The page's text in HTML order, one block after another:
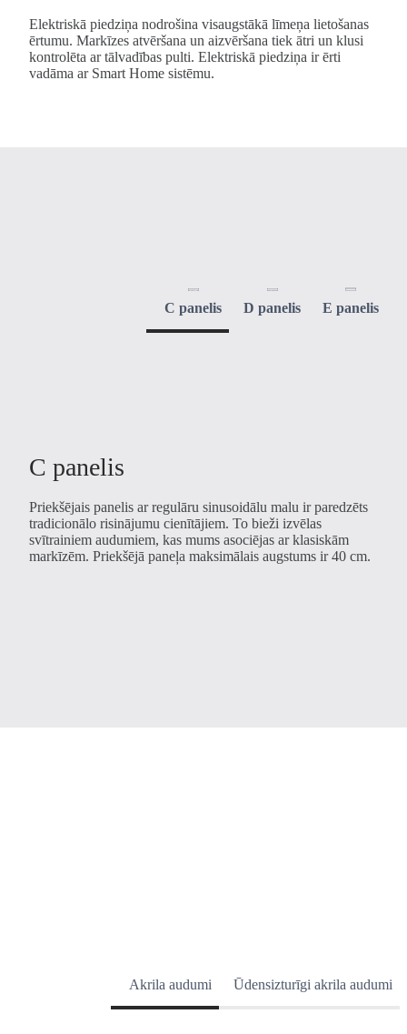
Elektriskā piedziņa nodrošina visaugstākā līmeņa lietošanas
ērtumu. Markīzes atvēršana un aizvēršana tiek ātri un klusi
kontrolēta ar tālvadības pulti. Elektriskā piedziņa ir ērti
vadāma ar Smart Home sistēmu.
C panelis D panelis E panelis
C panelis
Priekšējais panelis ar regulāru sinusoidālu malu ir paredzēts
tradicionālo risinājumu cienītājiem. To bieži izvēlas
svītrainiem audumiem, kas mums asociējas ar klasiskām
markīzēm. Priekšējā paneļa maksimālais augstums ir 40 cm.
Akrila audumi Ūdensizturīgi akrila audumi